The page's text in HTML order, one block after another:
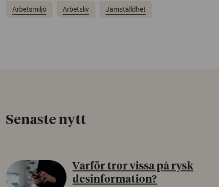
Arbetsmiljö Arbetsliv Jämställdhet
Senaste nytt
Varför tror vissa på rysk
desinformation?